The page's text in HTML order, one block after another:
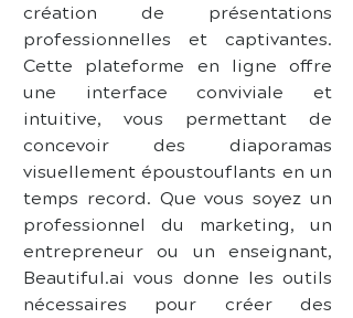
création de présentations
professionnelles et captivantes.
Cette plateforme en ligne offre
une interface conviviale et
intuitive, vous permettant de
concevoir des diaporamas
visuellement époustouflants en un
temps record. Que vous soyez un
professionnel du marketing, un
entrepreneur ou un enseignant,
Beautiful.ai vous donne les outils
nécessaires pour créer des